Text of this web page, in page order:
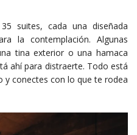
suites, cada una diseñada
la contemplación. Algunas
tina exterior o una hamaca
ahí para distraerte. Todo está
y conectes con lo que te rodea